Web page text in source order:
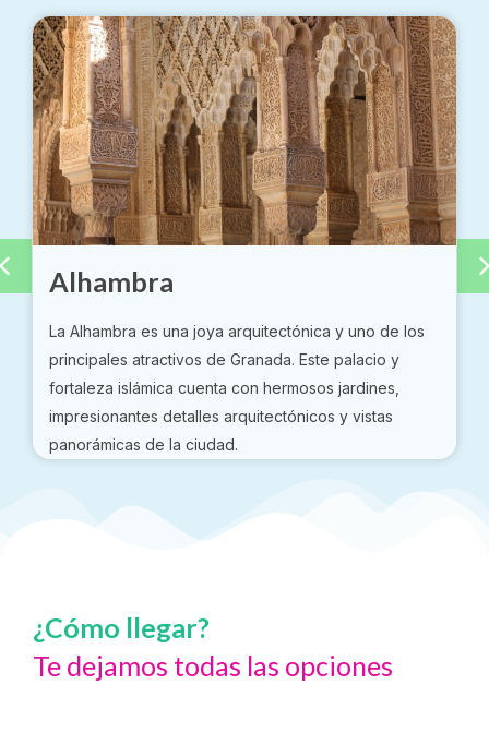
Albaicín
El Albaicín es el antiguo barrio árabe de Granada y ha
sido declarado Patrimonio de la Humanidad por la
UNESCO. Sus estrechas calles empedradas, casas
blancas y vistas a la Alhambra crean un ambiente
mágico. Recorrer sus laberínticas calles es como
¿Cómo llegar?
Te dejamos todas las opciones